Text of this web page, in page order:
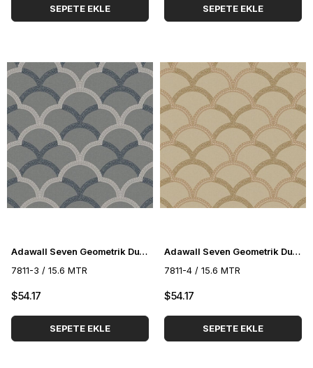
SEPETE EKLE SEPETE EKLE
Adawall Seven Geometrik Duvar Kağıdı 7811-3
7811-3 / 15.6 MTR
$54.17
SEPETE EKLE
Adawall Seven Geometrik Duvar Kağıdı 7811-4
7811-4 / 15.6 MTR
$54.17
SEPETE EKLE